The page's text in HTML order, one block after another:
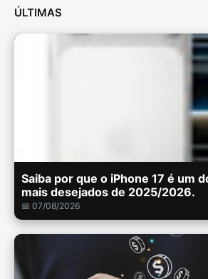
ÚLTIMAS
Saiba por que o iPhone 17 é um
mais desejados de 2025/2026.
📅 07/08/2026